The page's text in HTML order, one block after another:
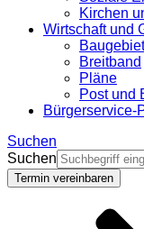
Kirchen
Wirtschaft und
Breitband
Pläne
Post und
Bürgerservice-
Suchen
Suchen
Termin vereinbaren